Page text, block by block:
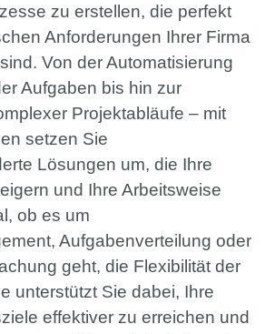
- 989 777 75
zu erstellen, die perfekt
Anforderungen Ihrer Firma
Von der Automatisierung
Aufgaben bis hin zur
Projektabläufe – mit
setzen Sie
Lösungen um, die Ihre
und Ihre Arbeitsweise
ob es um
Aufgabenverteilung oder
geht, die Flexibilität der
unterstützt Sie dabei, Ihre
effektiver zu erreichen und